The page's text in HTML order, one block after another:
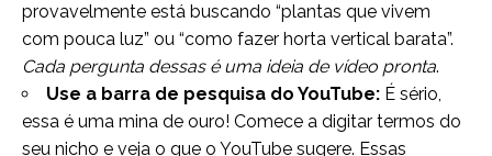
provavelmente está buscando “plantas que vivem
com pouca luz” ou “como fazer horta vertical barata”.
Cada pergunta dessas é uma ideia de vídeo pronta.
Use a barra de pesquisa do YouTube: É sério,
essa é uma mina de ouro! Comece a digitar termos do
seu nicho e veja o que o YouTube sugere. Essas